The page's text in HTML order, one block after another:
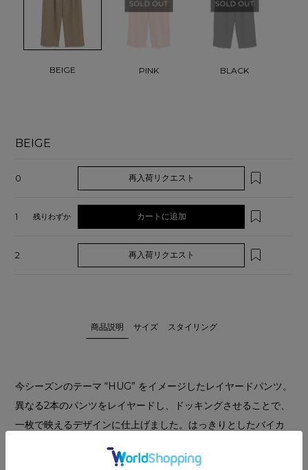
BEIGE PINK BLACK
BEIGE
0 再入荷リクエスト
1 残りわずか カートに追加
2 再入荷リクエスト
商品説明 サイズ スタイリング
今シーズンのテーマ “HUG” をイメージしたレイヤードパンツ。
異なる2本のパンツをレイヤードし、ドッキングさせることで、
一枚で映えるデザインに仕上げました。はっきりとしたバイカ
インナーパンツには艶感のある素材を使用し、上品な印象をプ